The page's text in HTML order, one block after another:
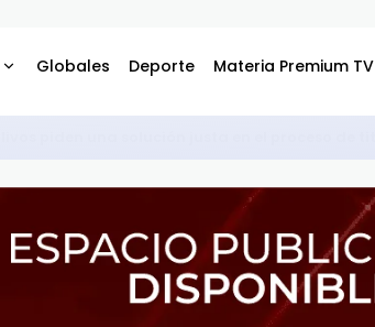
Globales Deporte Materia Premium TV